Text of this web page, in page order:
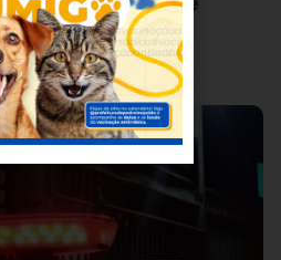
há 11 dias